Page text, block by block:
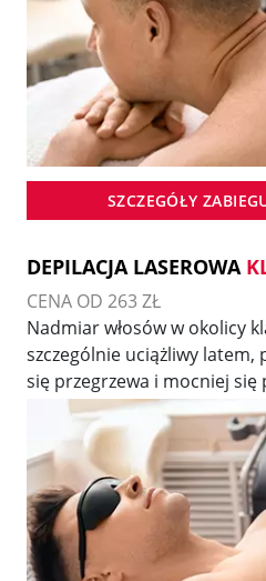
SZCZEGÓŁY
DEPILACJA LASEROWA
CENA OD 263 ZŁ
Nadmiar włosów w okolicy
szczególnie uciążliwy latem,
się przegrzewa i mocniej się